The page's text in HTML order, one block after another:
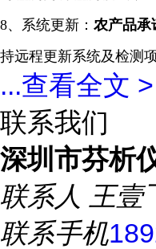
8、系统更新： 农产品承
持远程更新系统及检测
...查看全文 >
联系我们
深圳市芬析
联系人 王壹
联系手机